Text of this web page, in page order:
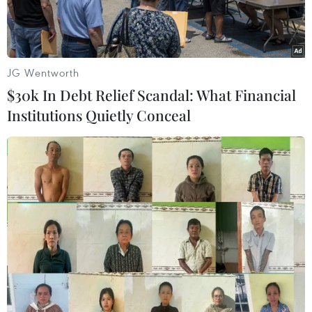
Tổng thư ký Liên hợp quốc Antonio Guterres. (Ảnh:
IRNA/TTXVN)
Ngày 26/9, trong thông điệp nhân ngày quốc tế
về giải trừ hoàn toàn vũ khí hạt nhân, Tổng thư
ký Liên hợp quốc Antonio Guterres đã hoan
nghênh quyết định của Nga và Mỹ về việc gia
JG Wentworth
$30k In Debt Relief Scandal: What Financial
Institutions Quietly Conceal